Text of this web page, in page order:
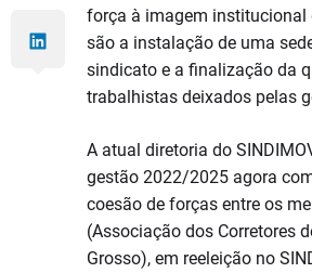
força à imagem institucional
são a instalação de uma
sindicato e a finalização da
trabalhistas deixados pelas
A atual diretoria do
gestão 2022/2025 agora
coesão de forças entre os
(Associação dos Corretores
Grosso), em reeleição no